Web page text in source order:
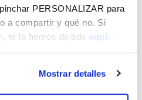
PERSONALIZAR para
a compartir y qué no. Si
te la hemos dejado aquí.
Mostrar detalles
de las celebradas en otras
y cuentan con un fuerte y
su carácter itinerante
localidad diferente se
año tras año, el contenido